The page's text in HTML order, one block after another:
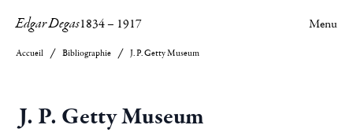
Edgar Degas1834– 1917 Menu
Accueil Bibliographie J. P. Getty Museum
J. P. Getty Museum